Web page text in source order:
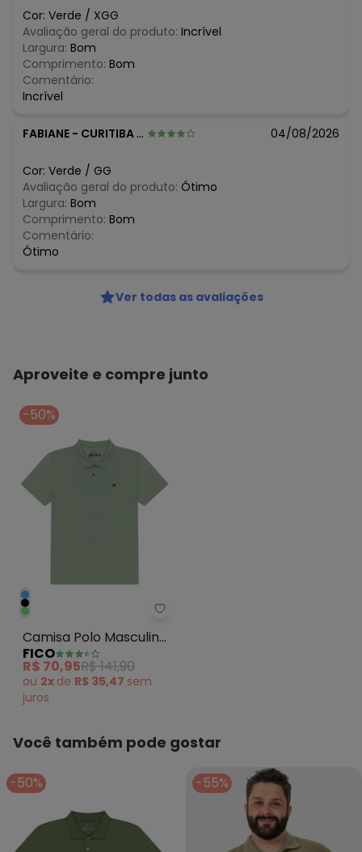
março/2026
fevereiro/2026
Cor: Verde / XGG
Avaliação geral do produto: Incrível
Largura: Bom
Comprimento: Bom
Comentário:
Incrível
FABIANE - CURITIBA - PR 04/08/2026
Cor: Verde / GG
Avaliação geral do produto: Ótimo
Largura: Bom
Comprimento: Bom
Comentário:
Ótimo
Ver todas as avaliações
Aproveite e compre junto
-50%
Fico - Camisa Polo Masculina
Camisa Polo Masculina
em Malha Verde
FICO
R$ 70,95R$ 141,90
ou 2x de R$ 35,47 sem
juros
Você também pode gostar
-50% -55%